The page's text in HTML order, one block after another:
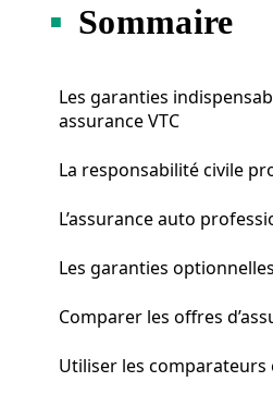
Sommaire
Les garanties
assurance VTC
La responsabilité civile
L’assurance auto
Les garanties optionnelles
Comparer les offres
Utiliser les comparateurs